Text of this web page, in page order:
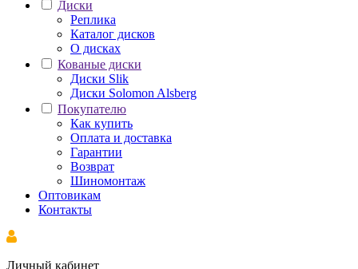
Диски
Реплика
Каталог дисков
О дисках
Кованые диски
Диски Slik
Диски Solomon Alsberg
Покупателю
Как купить
Оплата и доставка
Гарантии
Возврат
Шиномонтаж
Оптовикам
Контакты
Личный кабинет